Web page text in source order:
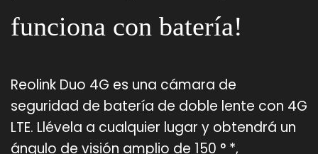
funciona con batería!
Reolink Duo 4G es una cámara de
seguridad de batería de doble lente con 4G
LTE. Llévela a cualquier lugar y obtendrá un
ángulo de visión amplio de 150 ° *,